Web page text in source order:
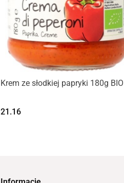
Produkt niedostępny
Krem ze słodkiej papryki 180g BIO
21.16